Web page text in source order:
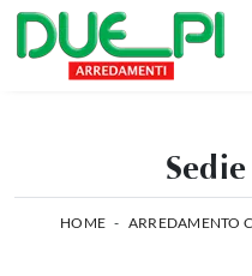
HOME - ARREDAMENTO